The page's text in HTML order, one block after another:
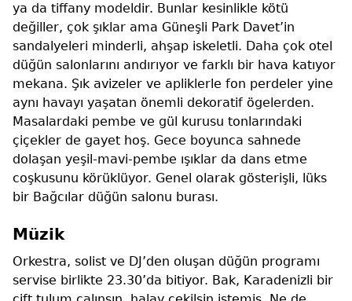
ya da tiffany modeldir. Bunlar kesinlikle kötü
değiller, çok şıklar ama Güneşli Park Davet’in
sandalyeleri minderli, ahşap iskeletli. Daha çok otel
düğün salonlarını andırıyor ve farklı bir hava katıyor
mekana. Şık avizeler ve apliklerle fon perdeler yine
aynı havayı yaşatan önemli dekoratif ögelerden.
Masalardaki pembe ve gül kurusu tonlarındaki
çiçekler de gayet hoş. Gece boyunca sahnede
dolaşan yeşil-mavi-pembe ışıklar da dans etme
coşkusunu körüklüyor. Genel olarak gösterişli, lüks
bir Bağcılar düğün salonu burası.
Müzik
Orkestra, solist ve DJ’den oluşan düğün programı
servise birlikte 23.30’da bitiyor. Bak, Karadenizli bir